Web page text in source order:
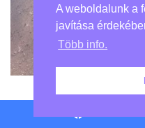
A weboldalunk a
javítása
Több info.